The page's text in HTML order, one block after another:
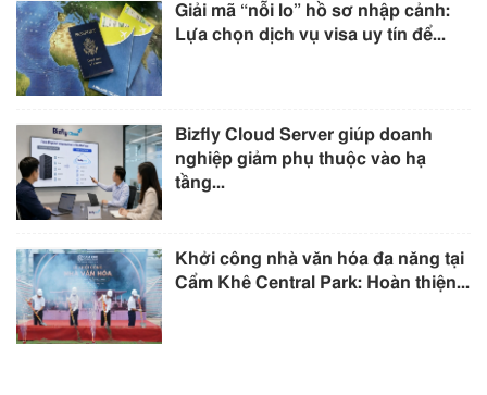
Giải mã “nỗi lo” hồ sơ nhập cảnh:
Lựa chọn dịch vụ visa uy tín để...
Bizfly Cloud Server giúp doanh
nghiệp giảm phụ thuộc vào hạ
tầng...
Khởi công nhà văn hóa đa năng tại
Cẩm Khê Central Park: Hoàn thiện...